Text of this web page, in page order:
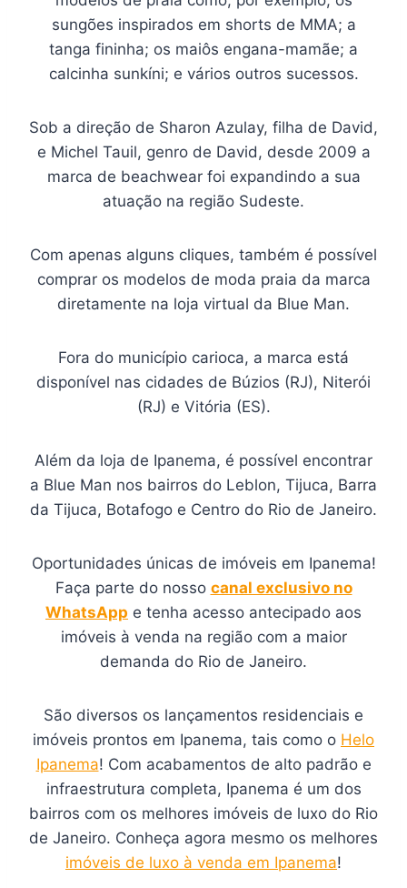
sungões inspirados em shorts de MMA; a
tanga fininha; os maiôs engana-mamãe; a
calcinha sunkíni; e vários outros sucessos.
Sob a direção de Sharon Azulay, filha de David,
e Michel Tauil, genro de David, desde 2009 a
marca de beachwear foi expandindo a sua
atuação na região Sudeste.
Com apenas alguns cliques, também é possível
comprar os modelos de moda praia da marca
diretamente na loja virtual da Blue Man.
Fora do município carioca, a marca está
disponível nas cidades de Búzios (RJ), Niterói
(RJ) e Vitória (ES).
Além da loja de Ipanema, é possível encontrar
a Blue Man nos bairros do Leblon, Tijuca, Barra
da Tijuca, Botafogo e Centro do Rio de Janeiro.
Oportunidades únicas de imóveis em Ipanema!
Faça parte do nosso canal exclusivo no
WhatsApp e tenha acesso antecipado aos
imóveis à venda na região com a maior
demanda do Rio de Janeiro.
São diversos os lançamentos residenciais e
imóveis prontos em Ipanema, tais como o Helo
Ipanema! Com acabamentos de alto padrão e
infraestrutura completa, Ipanema é um dos
bairros com os melhores imóveis de luxo do Rio
de Janeiro. Conheça agora mesmo os melhores
imóveis de luxo à venda em Ipanema!